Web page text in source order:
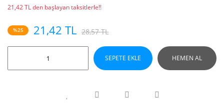
21,42 TL den başlayan taksitlerle!!
%25 21,42 TL 28,57 TL
SEPETE EKLE HEMEN AL